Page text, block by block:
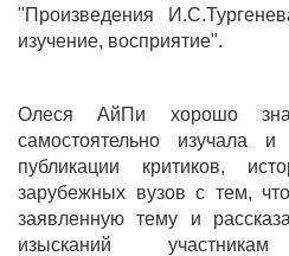
"Произведения
изучение, восприятие".
Олеся АйПи хорошо
самостоятельно изучала
публикации критиков,
зарубежных вузов с тем,
заявленную тему и
изысканий